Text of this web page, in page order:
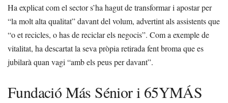
Ha explicat com el sector s’ha hagut de transformar i apostar per
“la molt alta qualitat” davant del volum, advertint als assistents que
“o et recicles, o has de reciclar els negocis”. Com a exemple de
vitalitat, ha descartat la seva pròpia retirada fent broma que es
jubilarà quan vagi “amb els peus per davant”.
Fundació Más Sénior i 65YMÁS